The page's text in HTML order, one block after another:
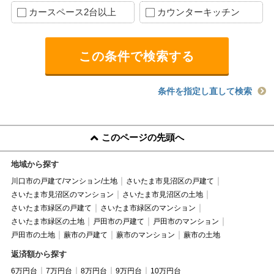
カースペース2台以上 カウンターキッチン
条件を指定し直して検索
このページの先頭へ
地域から探す
川口市の戸建て/マンション/土地
さいたま市見沼区の戸建て
さいたま市見沼区のマンション
さいたま市見沼区の土地
さいたま市緑区の戸建て
さいたま市緑区のマンション
さいたま市緑区の土地
戸田市の戸建て
戸田市のマンション
戸田市の土地
蕨市の戸建て 蕨市のマンション 蕨市の土地
返済額から探す
6万円台 7万円台 8万円台 9万円台 10万円台